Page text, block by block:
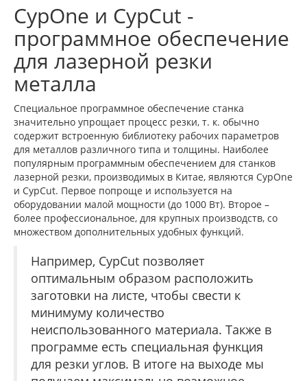
CypOne и CypCut -
программное обеспечение
для лазерной резки
металла
Специальное программное обеспечение станка
значительно упрощает процесс резки, т. к. обычно
содержит встроенную библиотеку рабочих параметров
для металлов различного типа и толщины. Наиболее
популярным программным обеспечением для станков
лазерной резки, производимых в Китае, являются CypOne
и CypCut. Первое попроще и используется на
оборудовании малой мощности (до 1000 Вт). Второе –
более профессиональное, для крупных производств, со
множеством дополнительных удобных функций.
Например, CypCut позволяет
оптимальным образом расположить
заготовки на листе, чтобы свести к
минимуму количество
неиспользованного материала. Также в
программе есть специальная функция
для резки углов. В итоге на выходе мы